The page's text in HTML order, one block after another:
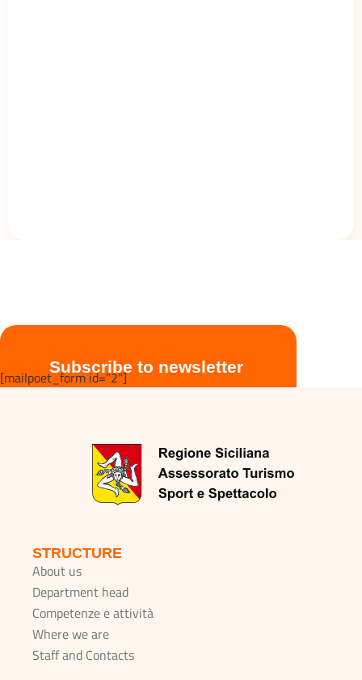
Subscribe to newsletter
[mailpoet_form id="2"]
STRUCTURE
About us
Department head
Competenze e attività
Where we are
Staff and Contacts